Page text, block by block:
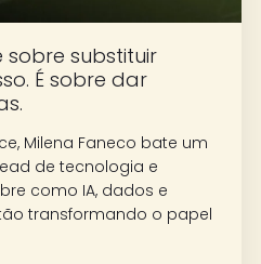
sobre substituir
É sobre dar
Milena Faneco bate um
de tecnologia e
como IA, dados e
transformando o papel